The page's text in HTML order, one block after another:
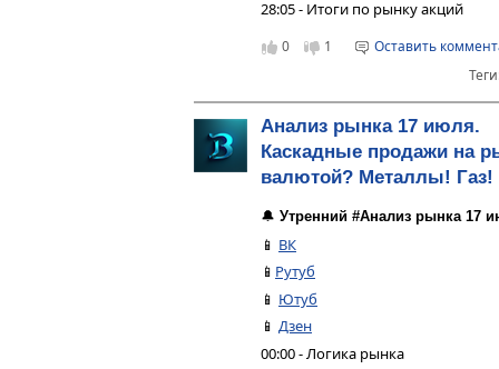
28:05 - Итоги по рынку акций
0 1
Оставить
Анализ рынка 17 июля.
Каскадные продажи на
валютой? Металлы! Газ!
🔔 Утренний #Анализ рынка 17
📱 ВК
📱 Рутуб
📱 Ютуб
📱 Дзен
00:00 - Логика рынка